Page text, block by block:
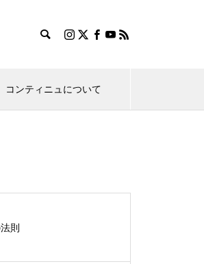
コンティニュについて
学で考える「リンク／ボ
のNG表現を学ぶ
人に直感的でなければい
則